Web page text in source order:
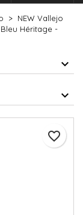
NEW Vallejo
Héritage -
favorite_border
d'envies